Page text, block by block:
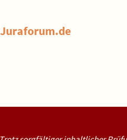
Juraforum.de